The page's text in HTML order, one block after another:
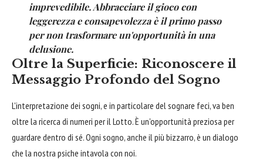
imprevedibile. Abbracciare il gioco con
leggerezza e consapevolezza è il primo passo
per non trasformare un'opportunità in una
delusione.
Oltre la Superficie: Riconoscere il
Messaggio Profondo del Sogno
L'interpretazione dei sogni, e in particolare del sognare feci, va ben
oltre la ricerca di numeri per il Lotto. È un'opportunità preziosa per
guardare dentro di sé. Ogni sogno, anche il più bizzarro, è un dialogo
che la nostra psiche intavola con noi.